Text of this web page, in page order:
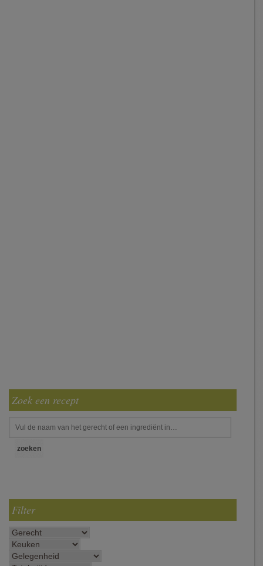
Zoek een recept
Filter